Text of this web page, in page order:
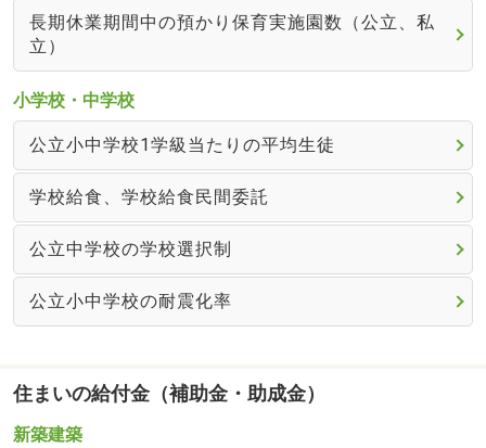
長期休業期間中の預かり保育実施園数（公立、私
立）
小学校・中学校
公立小中学校1学級当たりの平均生徒
学校給食、学校給食民間委託
公立中学校の学校選択制
公立小中学校の耐震化率
住まいの給付金（補助金・助成金）
新築建築